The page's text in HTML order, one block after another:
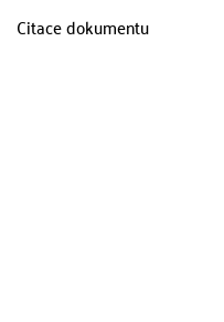
Citace dokumentu